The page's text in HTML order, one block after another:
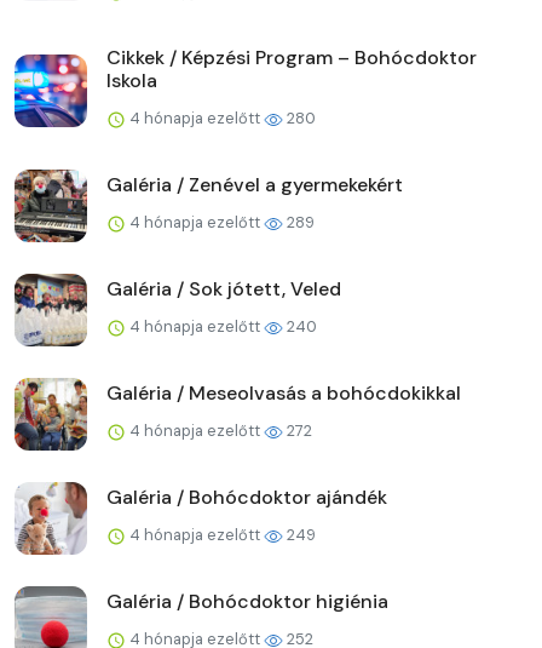
Cikkek / Képzési Program – Bohócdoktor
Iskola
4 hónapja ezelőtt 280
Galéria / Zenével a gyermekekért
4 hónapja ezelőtt 289
Galéria / Sok jótett, Veled
4 hónapja ezelőtt 240
Galéria / Meseolvasás a bohócdokikkal
4 hónapja ezelőtt 272
Galéria / Bohócdoktor ajándék
4 hónapja ezelőtt 249
Galéria / Bohócdoktor higiénia
4 hónapja ezelőtt 252